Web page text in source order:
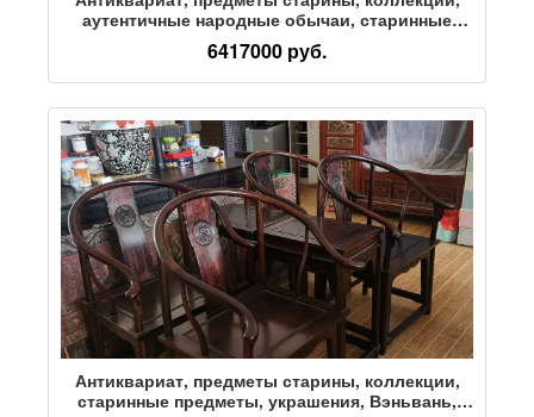
аутентичные народные обычаи, старинные
предметы, украшения, литература, различные
почтовые монеты, каллиграфия и живопись,
старинные дома эпохи Мин и Цин
6417000 руб.
Антиквариат, предметы старины, коллекции,
старинные предметы, украшения, Вэньвань,